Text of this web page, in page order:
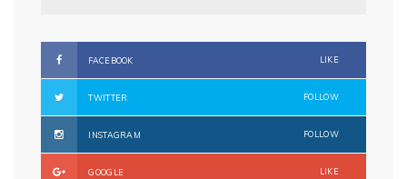
FACEBOOK LIKE
TWITTER FOLLOW
INSTAGRAM FOLLOW
GOOGLE LIKE